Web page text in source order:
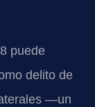
puede
delito de
—un